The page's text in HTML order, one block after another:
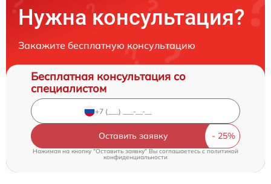
Нужна консультация?
Закажите бесплатную консультацию
Бесплатная консультация со
специалистом
Оставить заявку
Нажимая на кнопку "Оставить заявку" Вы соглашаетесь c политикой
конфиденциальности